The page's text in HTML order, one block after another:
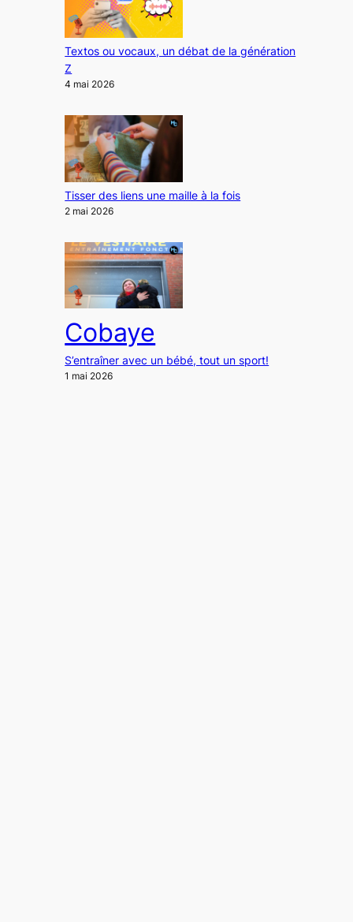
Textos ou vocaux, un débat de la génération
Z
4 mai 2026
Tisser des liens une maille à la fois
2 mai 2026
Cobaye
S’entraîner avec un bébé, tout un sport!
1 mai 2026